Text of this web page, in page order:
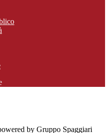
by Gruppo Spaggiari